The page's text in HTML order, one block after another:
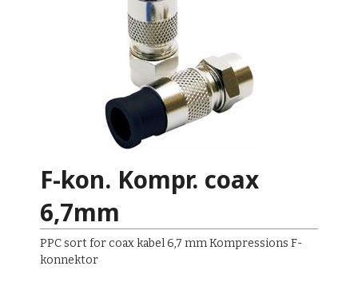
F-kon. Kompr. coax
6,7mm
PPC sort for coax kabel 6,7 mm Kompressions F-
konnektor